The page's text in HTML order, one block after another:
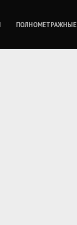
ПОЛНОМЕТРАЖНЫЕ